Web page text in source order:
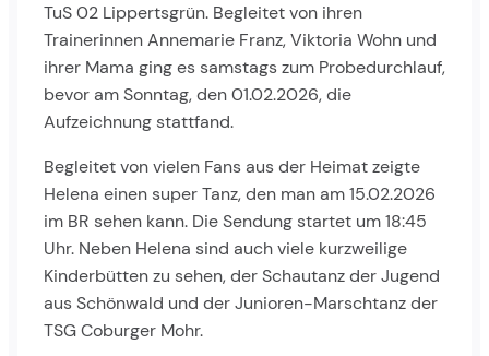
TuS 02 Lippertsgrün. Begleitet von ihren
Trainerinnen Annemarie Franz, Viktoria Wohn und
ihrer Mama ging es samstags zum Probedurchlauf,
bevor am Sonntag, den 01.02.2026, die
Aufzeichnung stattfand.
Begleitet von vielen Fans aus der Heimat zeigte
Helena einen super Tanz, den man am 15.02.2026
im BR sehen kann. Die Sendung startet um 18:45
Uhr. Neben Helena sind auch viele kurzweilige
Kinderbütten zu sehen, der Schautanz der Jugend
aus Schönwald und der Junioren-Marschtanz der
TSG Coburger Mohr.